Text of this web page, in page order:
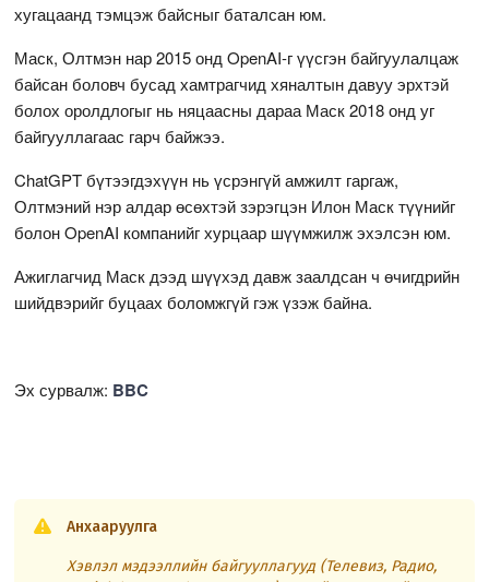
хугацаанд тэмцэж байсныг баталсан юм.
Маск, Олтмэн нар 2015 онд OpenAI-г үүсгэн байгуулалцаж
байсан боловч бусад хамтрагчид хяналтын давуу эрхтэй
болох оролдлогыг нь няцаасны дараа Маск 2018 онд уг
байгууллагаас гарч байжээ.
ChatGPT бүтээгдэхүүн нь үсрэнгүй амжилт гаргаж,
Олтмэний нэр алдар өсөхтэй зэрэгцэн Илон Маск түүнийг
болон OpenAI компанийг хурцаар шүүмжилж эхэлсэн юм.
Ажиглагчид Маск дээд шүүхэд давж заалдсан ч өчигдрийн
шийдвэрийг буцаах боломжгүй гэж үзэж байна.
Эх сурвалж: BBC
Анхааруулга
Хэвлэл мэдээллийн байгууллагууд (Телевиз, Радио,